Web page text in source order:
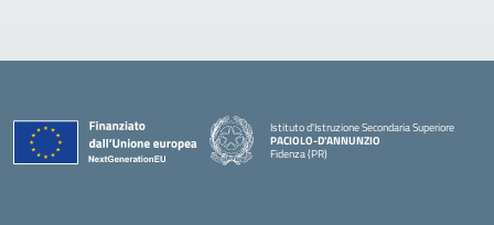
Istituto d'Istruzione Secondaria Superiore
PACIOLO-D'ANNUNZIO
Fidenza (PR)